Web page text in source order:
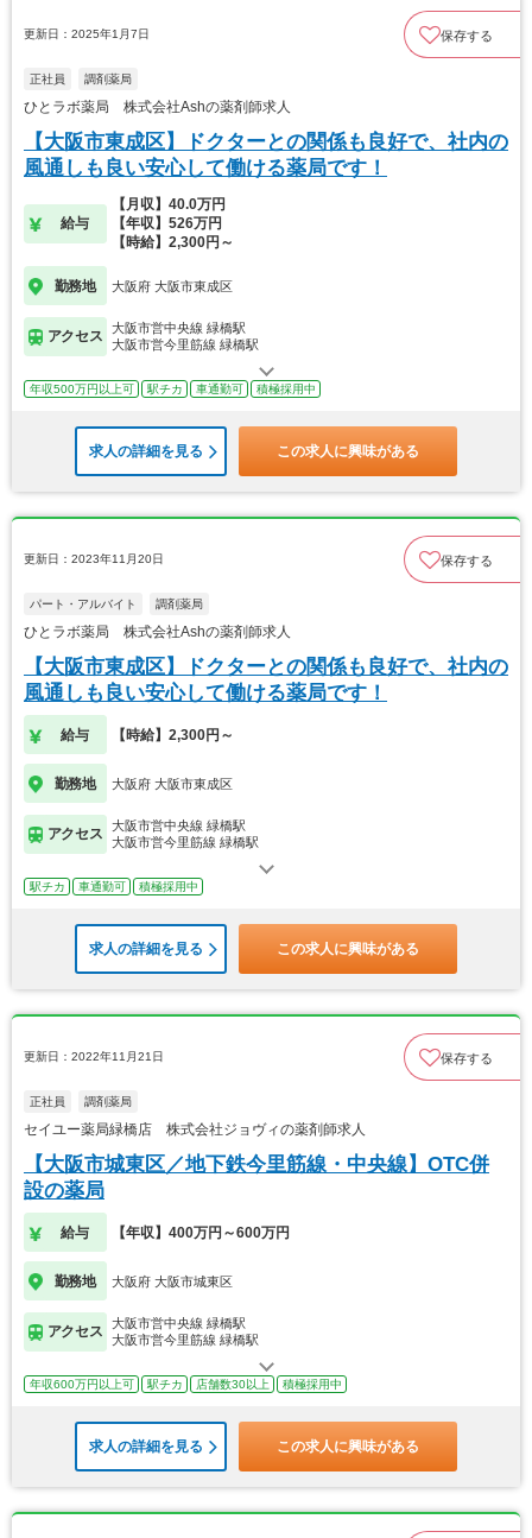
更新日：2025年1月7日 保存する
正社員 調剤薬局
ひとラボ薬局 株式会社Ashの薬剤師求人
【大阪市東成区】ドクターとの関係も良好で、社内の
風通しも良い安心して働ける薬局です！
給与
【月収】40.0万円
【年収】526万円
【時給】2,300円～
勤務地 大阪府 大阪市東成区
アクセス
大阪市営中央線 緑橋駅
大阪市営今里筋線 緑橋駅
年収500万円以上可 駅チカ 車通勤可 積極採用中
求人の詳細を見る この求人に興味がある
更新日：2023年11月20日 保存する
パート・アルバイト 調剤薬局
ひとラボ薬局 株式会社Ashの薬剤師求人
【大阪市東成区】ドクターとの関係も良好で、社内の
風通しも良い安心して働ける薬局です！
給与 【時給】2,300円～
勤務地 大阪府 大阪市東成区
アクセス
大阪市営中央線 緑橋駅
大阪市営今里筋線 緑橋駅
駅チカ 車通勤可 積極採用中
求人の詳細を見る この求人に興味がある
更新日：2022年11月21日 保存する
正社員 調剤薬局
セイユー薬局緑橋店 株式会社ジョヴィの薬剤師求人
【大阪市城東区／地下鉄今里筋線・中央線】OTC併
設の薬局
給与 【年収】400万円～600万円
勤務地 大阪府 大阪市城東区
アクセス
大阪市営中央線 緑橋駅
大阪市営今里筋線 緑橋駅
年収600万円以上可 駅チカ 店舗数30以上 積極採用中
求人の詳細を見る この求人に興味がある